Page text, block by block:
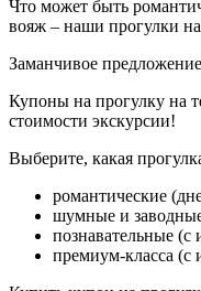
Что может быть
вояж – наши прогулки
Заманчивое
Купоны на прогулку на
стоимости экскурсии!
Выберите, какая
романтические
шумные и
познавательные
премиум-класса